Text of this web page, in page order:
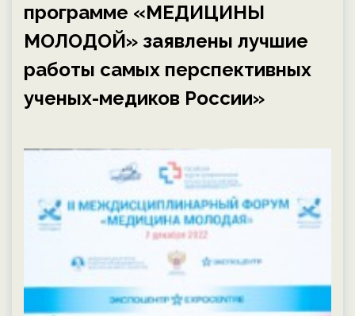
программе «МЕДИЦИНЫ
МОЛОДОЙ» заявлены лучшие
работы самых перспективных
ученых-медиков России»